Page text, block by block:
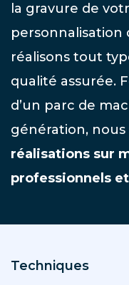
la gravure de
personnalisation
réalisons tout
qualité assurée.
d’un parc de
génération,
réalisations sur
professionnels
Techniques